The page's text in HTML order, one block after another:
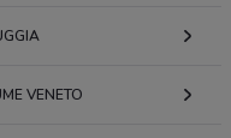
VENETO